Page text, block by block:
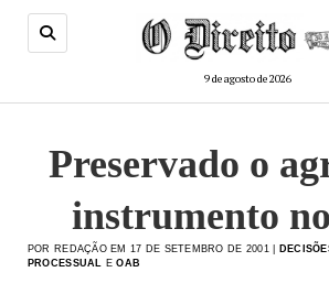
9 de agosto de 2026
Preservado o
instrumento
POR REDAÇÃO EM 17 DE SETEMBRO DE 2001 |
PROCESSUAL
EOAB